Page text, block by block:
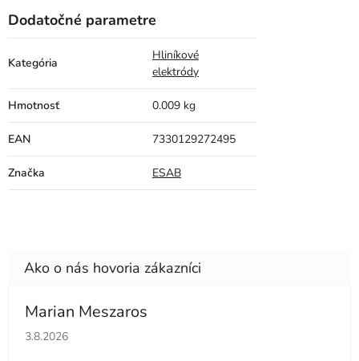
Dodatočné parametre
Kategória
Hliníkové
elektródy
Hmotnosť 0.009 kg
EAN 7330129272495
Značka ESAB
Marian Meszaros
Hodnotenie obchodu je 5 z 5 hviezdičiek.
3.8.2026